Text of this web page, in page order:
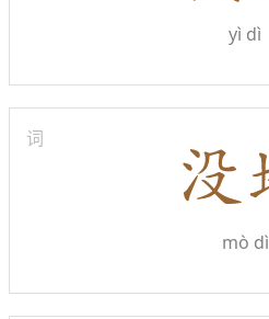
yì dì
词
mò dì